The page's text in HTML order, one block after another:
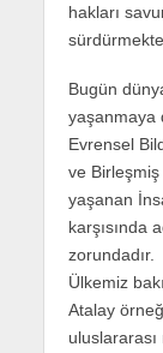
hakları
Bugün
yaşanmaya
Evrensel
ve Birleşmiş
yaşanan
karşısında
zorundadır.
Ülkemiz
Atalay